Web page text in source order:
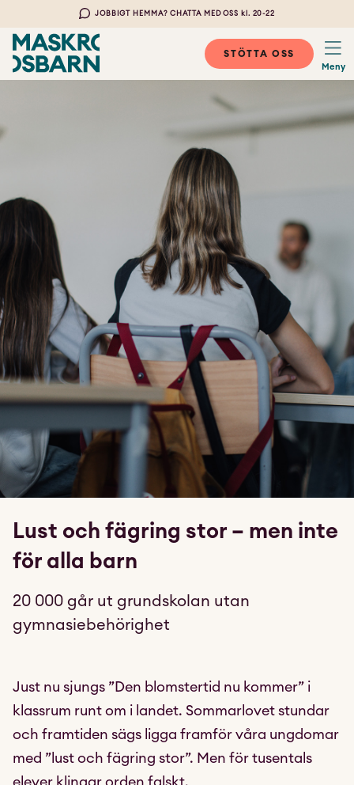
JOBBIGT HEMMA? CHATTA MED OSS kl. 20-22
STÖTTA OSS
Meny
Lust och fägring stor – men inte
för alla barn
20 000 går ut grundskolan utan
gymnasiebehörighet
Just nu sjungs ”Den blomstertid nu kommer” i
klassrum runt om i landet. Sommarlovet stundar
och framtiden sägs ligga framför våra ungdomar
med ”lust och fägring stor”. Men för tusentals
elever klingar orden falskt.